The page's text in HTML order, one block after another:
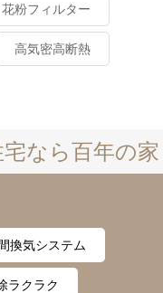
花粉フィルター
高気密高断熱
なら百年の家
換気システム
ラクラク